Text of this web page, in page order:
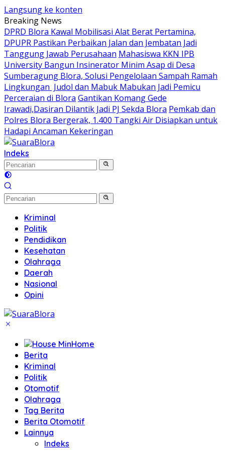
Langsung ke konten
Breaking News
DPRD Blora Kawal Mobilisasi Alat Berat Pertamina,
DPUPR Pastikan Perbaikan Jalan dan Jembatan Jadi
Tanggung Jawab Perusahaan Mahasiswa KKN IPB
University Bangun Insinerator Minim Asap di Desa
Sumberagung Blora, Solusi Pengelolaan Sampah Ramah
Lingkungan ‎ Judol dan Mabuk Mabukan Jadi Pemicu
Perceraian di Blora Gantikan Komang Gede
Irawadi,Dasiran Dilantik Jadi PJ Sekda Blora Pemkab dan
Polres Blora Bergerak, 1.400 Tangki Air Disiapkan untuk
Hadapi Ancaman Kekeringan
Indeks
Kriminal
Politik
Pendidikan
Kesehatan
Olahraga
Daerah
Nasional
Opini
Home
Berita
Kriminal
Politik
Otomotif
Olahraga
Tag Berita
Berita Otomotif
Lainnya
Indeks